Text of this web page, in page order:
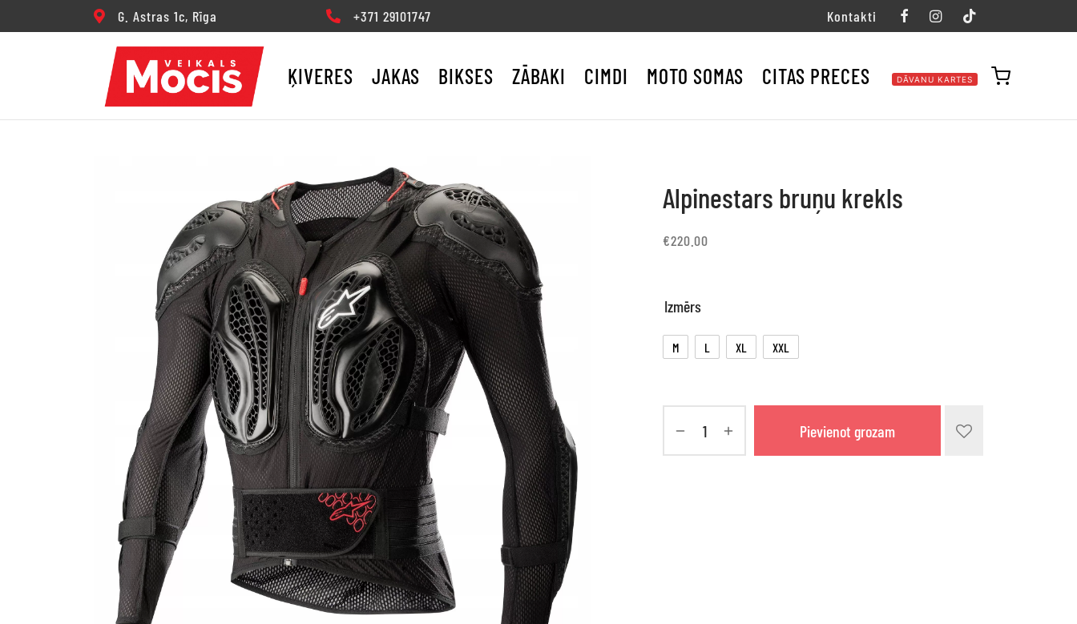
G. Astras 1c, Rīga +371 29101747 Kontakti
ĶIVERES JAKAS BIKSES ZĀBAKI CIMDI MOTO SOMAS CITAS PRECES DĀVANU KARTES
Alpinestars bruņu krekls
€220.00
Izmērs
M L XL XXL
Pievienot grozam